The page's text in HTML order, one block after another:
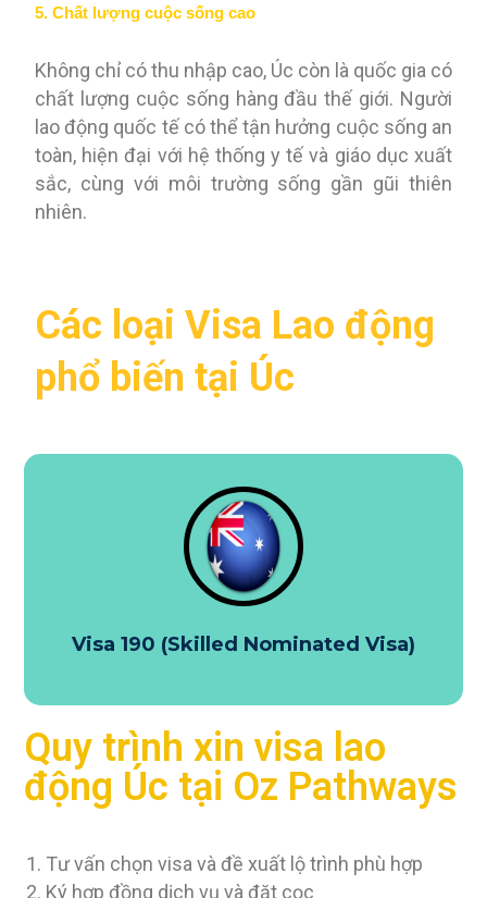
5. Chất lượng cuộc sống cao
Không chỉ có thu nhập cao, Úc còn là quốc gia có
chất lượng cuộc sống hàng đầu thế giới. Người
lao động quốc tế có thể tận hưởng cuộc sống an
toàn, hiện đại với hệ thống y tế và giáo dục xuất
sắc, cùng với môi trường sống gần gũi thiên
nhiên.
Các loại Visa Lao động
phổ biến tại Úc
Visa 190 (Skilled Nominated Visa)
Quy trình xin visa lao
động Úc tại Oz Pathways
Tư vấn chọn visa và đề xuất lộ trình phù hợp
Ký hợp đồng dịch vụ và đặt cọc